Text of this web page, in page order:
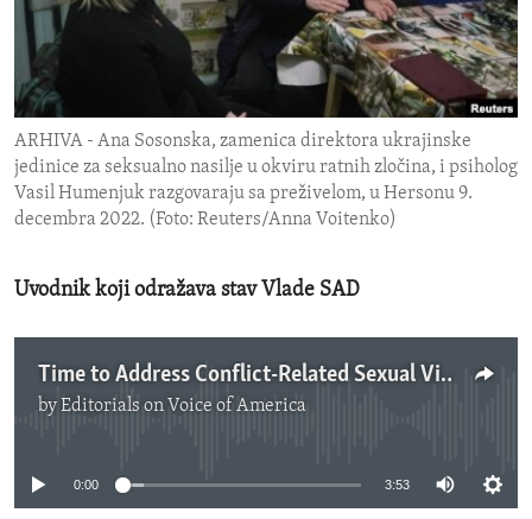
ENVIRONMENT AND HEALTH
IDEALS AND INSTITUTIONS
ARHIVA - Ana Sosonska, zamenica direktora ukrajinske
jedinice za seksualno nasilje u okviru ratnih zločina, i psiholog
Vasil Humenjuk razgovaraju sa preživelom, u Hersonu 9.
decembra 2022. (Foto: Reuters/Anna Voitenko)
Uvodnik koji odražava stav Vlade SAD
Time to Address Conflict-Related Sexual Violence
byEditorials on Voice of America
0:00 3:53